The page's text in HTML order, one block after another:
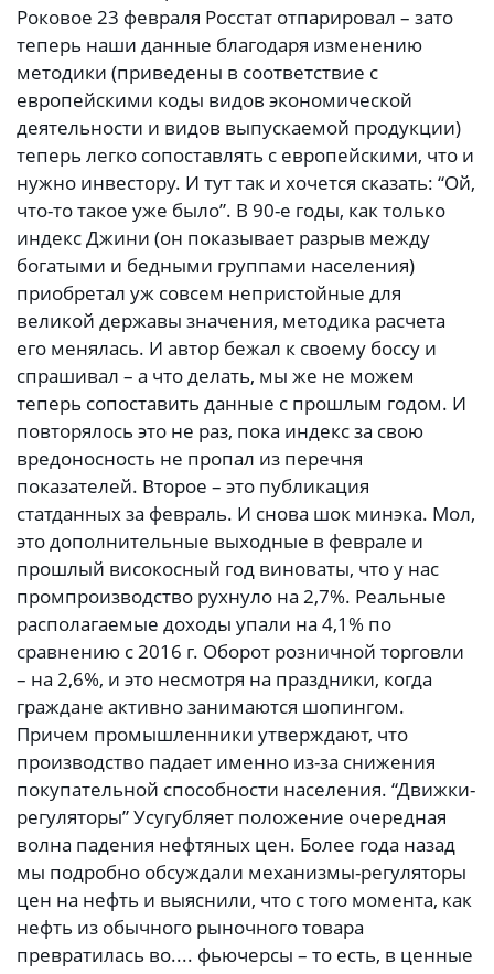
Роковое 23 февраля Росстат отпарировал – зато
теперь наши данные благодаря изменению
методики (приведены в соответствие с
европейскими коды видов экономической
деятельности и видов выпускаемой продукции)
теперь легко сопоставлять с европейскими, что и
нужно инвестору. И тут так и хочется сказать: “Ой,
что-то такое уже было”. В 90-е годы, как только
индекс Джини (он показывает разрыв между
богатыми и бедными группами населения)
приобретал уж совсем непристойные для
великой державы значения, методика расчета
его менялась. И автор бежал к своему боссу и
спрашивал – а что делать, мы же не можем
теперь сопоставить данные с прошлым годом. И
повторялось это не раз, пока индекс за свою
вредоносность не пропал из перечня
показателей. Второе – это публикация
статданных за февраль. И снова шок минэка. Мол,
это дополнительные выходные в феврале и
прошлый високосный год виноваты, что у нас
промпроизводство рухнуло на 2,7%. Реальные
располагаемые доходы упали на 4,1% по
сравнению с 2016 г. Оборот розничной торговли
– на 2,6%, и это несмотря на праздники, когда
граждане активно занимаются шопингом.
Причем промышленники утверждают, что
производство падает именно из-за снижения
покупательной способности населения. “Движки-
регуляторы” Усугубляет положение очередная
волна падения нефтяных цен. Более года назад
мы подробно обсуждали механизмы-регуляторы
цен на нефть и выяснили, что с того момента, как
нефть из обычного рыночного товара
превратилась во.... фьючерсы – то есть, в ценные